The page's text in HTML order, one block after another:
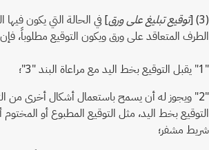
(3) [
توقيع تبليغ على ورق] في الحالة التي يكون فيها
الطرف المتعاقد على ورق ويكون التوقيع مطلوباً،
"1" يقبل التوقيع بخط اليد مع مراعاة البند "3"؛
"2" ويجوز له أن يسمح باستعمال أشكال أخرى من
التوقيع بخط اليد، مثل التوقيع المطبوع أو
شريط مشفر؛